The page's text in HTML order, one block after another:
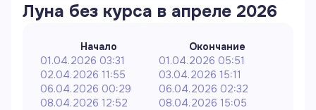
Луна без курса в апреле 2026
Начало
Окончание
01.04.2026 03:31
01.04.2026 05:51
02.04.2026 11:55
03.04.2026 15:11
06.04.2026 00:29
06.04.2026 02:32
08.04.2026 12:52
08.04.2026 15:05